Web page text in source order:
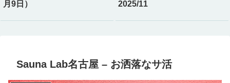
月9日）
2025/11
Sauna Lab名古屋 – お洒落なサ活